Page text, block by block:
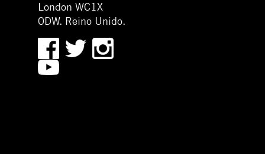
London WC1X
0DW. Reino Unido.